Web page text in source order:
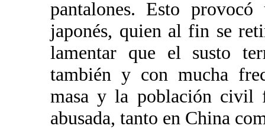
pantalones. Esto
japonés, quien al fin se
lamentar que el susto
también y con mucha
masa y la población civil
abusada, tanto en China